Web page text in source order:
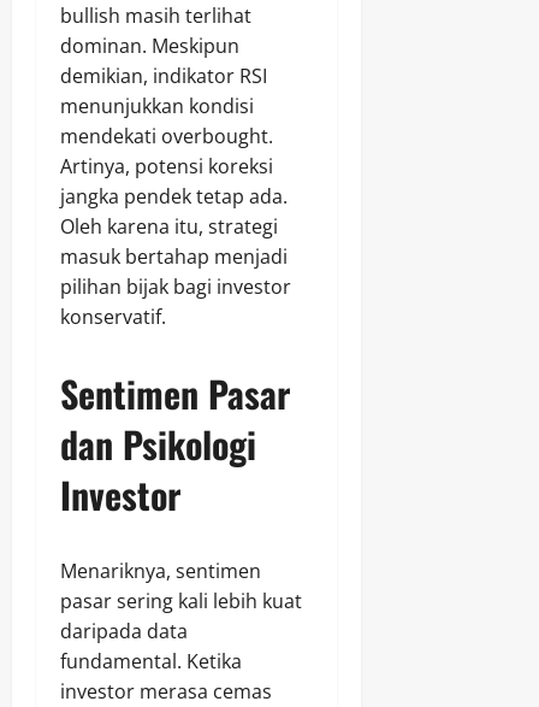
bullish masih terlihat
dominan. Meskipun
demikian, indikator RSI
menunjukkan kondisi
mendekati overbought.
Artinya, potensi koreksi
jangka pendek tetap ada.
Oleh karena itu, strategi
masuk bertahap menjadi
pilihan bijak bagi investor
konservatif.
Sentimen Pasar
dan Psikologi
Investor
Menariknya, sentimen
pasar sering kali lebih kuat
daripada data
fundamental. Ketika
investor merasa cemas